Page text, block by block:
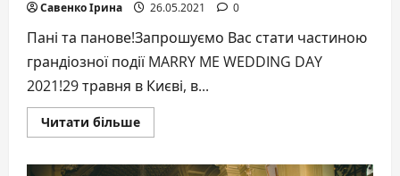
Савенко Ірина 26.05.2021 0
Пані та панове!Запрошуємо Вас стати частиною
грандіозної події MARRY ME WEDDING DAY
2021!29 травня в Києві, в...
Читати більшеДокладніше
про
в